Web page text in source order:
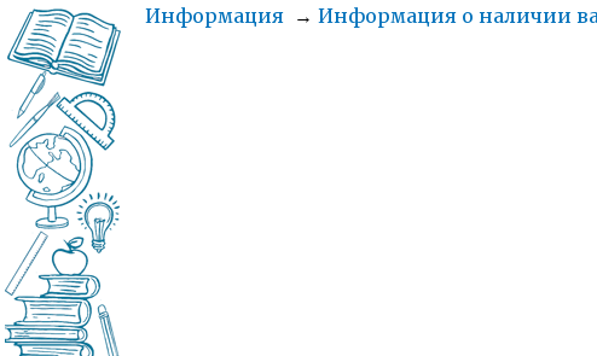
Информация → Информация о наличии